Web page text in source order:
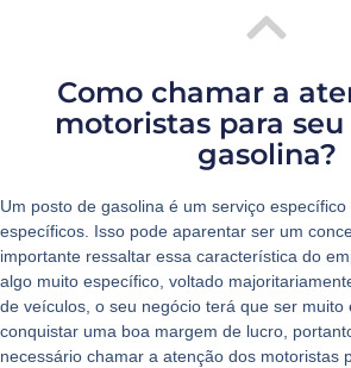
Como chamar a
motoristas para
gasolina?
Um posto de gasolina é um serviço
específicos. Isso pode aparentar ser um
importante ressaltar essa característica do
algo muito específico, voltado
de veículos, o seu negócio terá que ser muito
conquistar uma boa margem de lucro,
necessário chamar a atenção dos motoristas